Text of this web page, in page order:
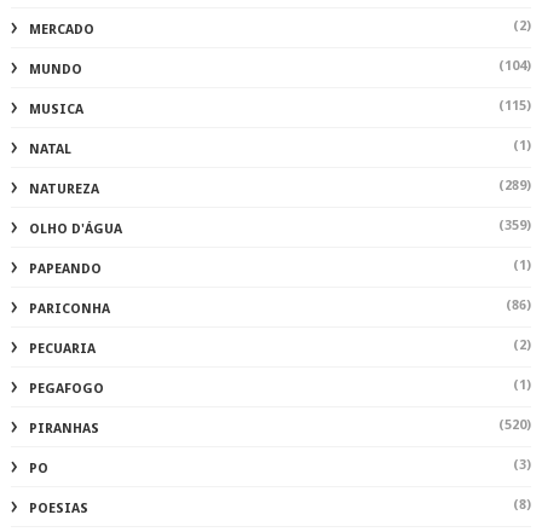
MERCADO (2)
MUNDO (104)
MUSICA (115)
NATAL (1)
NATUREZA (289)
OLHO D'ÁGUA (359)
PAPEANDO (1)
PARICONHA (86)
PECUARIA (2)
PEGAFOGO (1)
PIRANHAS (520)
PO (3)
POESIAS (8)